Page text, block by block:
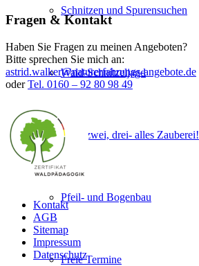
Schnitzen und Spurensuchen
Wald-Schnitzeljagd
Eins, zwei, drei- alles Zauberei!
Pfeil- und Bogenbau
Freie Termine
Fragen & Kontakt
Haben Sie Fragen zu meinen Angeboten?
Bitte sprechen Sie mich an:
astrid.walker@naturerfahrungs-angebote.de
oderTel. 0160 – 92 80 98 49
Kontakt
AGB
Sitemap
Impressum
Datenschutz